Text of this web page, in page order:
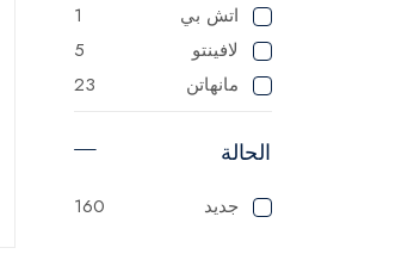
اتش بي
1
لافينتو
5
مانهاتن
23
ميانتا
1
سوناي
الحالة
جديد 160